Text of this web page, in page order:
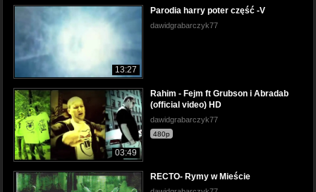
13:27
Parodia harry poter część -V
dawidgrabarczyk77
03:49
Rahim - Fejm ft Grubson i Abradab
(official video) HD
dawidgrabarczyk77
480p
RECTO- Rymy w Mieście